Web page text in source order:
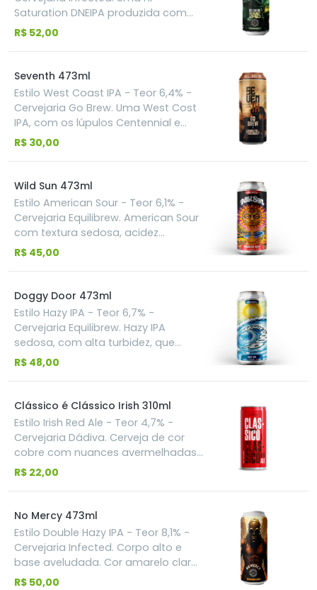
Saturation DNEIPA produzida com
Citra Dynaboost, Citra Hyperboost,
altamente usados pelas cervejarias
mais brabas da cena gringa. Cítrico
na cara. Tropical profundo. Impacto
contínuo. Direta. Intensa.
R$ 52,00
Seventh 473ml
Estilo West Coast IPA - Teor 6,4% -
Cervejaria Go Brew. Uma West Cost
IPA, com os lúpulos Centennial e
Cascade. Apresenta aroma herbal,
Inspirada em contos místicos e
folclóricos, em que o número sete
representa “o escolhido(a).
Harmoniza com pratos mais
gordurosos, como o clássico
hambúrguer, frango frito
R$ 30,00
Wild Sun 473ml
Estilo American Sour - Teor 6,1% -
Cervejaria Equilibrew. American Sour
com textura sedosa, acidez
assertiva e adições de Tangerina,
R$ 45,00
Doggy Door 473ml
Estilo Hazy IPA - Teor 6,7% -
Cervejaria Equilibrew. Hazy IPA
sedosa, com alta turbidez, que
explora os lúpulos Peacharine,
R$ 48,00
Clássico é Clássico Irish 310ml
Estilo Irish Red Ale - Teor 4,7% -
Cervejaria Dádiva. Cerveja de cor
cobre com nuances avermelhadas.
Sensorial: uma receita clássica e
caramelo, sutil tosta e final seco. O
lúpulo inglês dá um leve toque
terroso.
R$ 22,00
No Mercy 473ml
Estilo Double Hazy IPA - Teor 8,1% -
Cervejaria Infected. Corpo alto e
base aveludada. Cor amarelo claro
e suculenta. Produzida com os
R$ 50,00